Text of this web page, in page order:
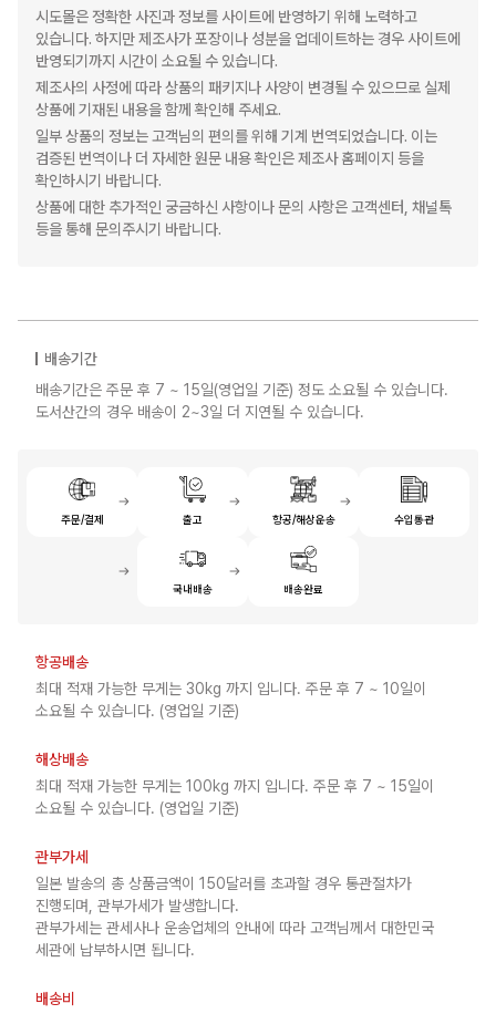
시도몰은 정확한 사진과 정보를 사이트에 반영하기 위해 노력하고
있습니다. 하지만 제조사가 포장이나 성분을 업데이트하는 경우 사이트에
반영되기까지 시간이 소요될 수 있습니다.
제조사의 사정에 따라 상품의 패키지나 사양이 변경될 수 있으므로 실제
상품에 기재된 내용을 함께 확인해 주세요.
일부 상품의 정보는 고객님의 편의를 위해 기계 번역되었습니다. 이는
검증된 번역이나 더 자세한 원문 내용 확인은 제조사 홈페이지 등을
확인하시기 바랍니다.
상품에 대한 추가적인 궁금하신 사항이나 문의 사항은 고객센터, 채널톡
등을 통해 문의주시기 바랍니다.
배송기간
배송기간은 주문 후 7 ~ 15일(영업일 기준) 정도 소요될 수 있습니다.
도서산간의 경우 배송이 2~3일 더 지연될 수 있습니다.
주문/결제 출고 항공/해상운송 수입통관
국내배송 배송완료
항공배송
최대 적재 가능한 무게는 30kg 까지 입니다. 주문 후 7 ~ 10일이
소요될 수 있습니다. (영업일 기준)
해상배송
최대 적재 가능한 무게는 100kg 까지 입니다. 주문 후 7 ~ 15일이
소요될 수 있습니다. (영업일 기준)
관부가세
일본 발송의 총 상품금액이 150달러를 초과할 경우 통관절차가
진행되며, 관부가세가 발생합니다.
관부가세는 관세사나 운송업체의 안내에 따라 고객님께서 대한민국
세관에 납부하시면 됩니다.
배송비